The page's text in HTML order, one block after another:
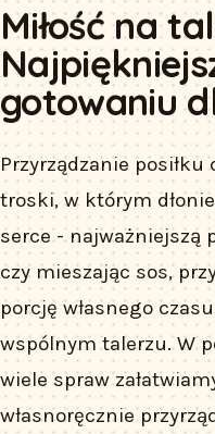
Miłość na
gotowaniu
Przyrządzanie
troski, w którym
serce - najważniejszą
czy mieszając sos,
porcję własnego
wspólnym talerzu. W
wiele spraw
własnoręcznie